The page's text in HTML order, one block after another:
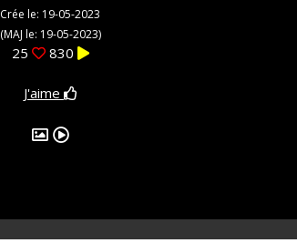
Crée le: 19-05-2023
(MAJ le: 19-05-2023)
25 830
J'aime